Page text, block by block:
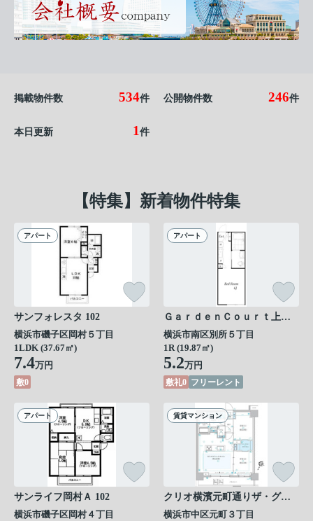
掲載物件数 534件 公開物件数 246件
本日更新 1 件
【特集】新着物件特集
アパート
サンフォレスタ 102
横浜市磯子区岡村５丁目
1LDK (37.67㎡)
7.4万円
敷0
アパート
ＧａｒｄｅｎＣｏｕｒｔ上大岡Ａ号棟 202
横浜市南区別所５丁目
1R (19.87㎡)
5.2万円
敷礼0 フリーレント
アパート
サンライフ岡村Ａ 102
横浜市磯子区岡村４丁目
賃貸マンション
クリオ横濱元町通りザ・グラン 503
横浜市中区元町３丁目